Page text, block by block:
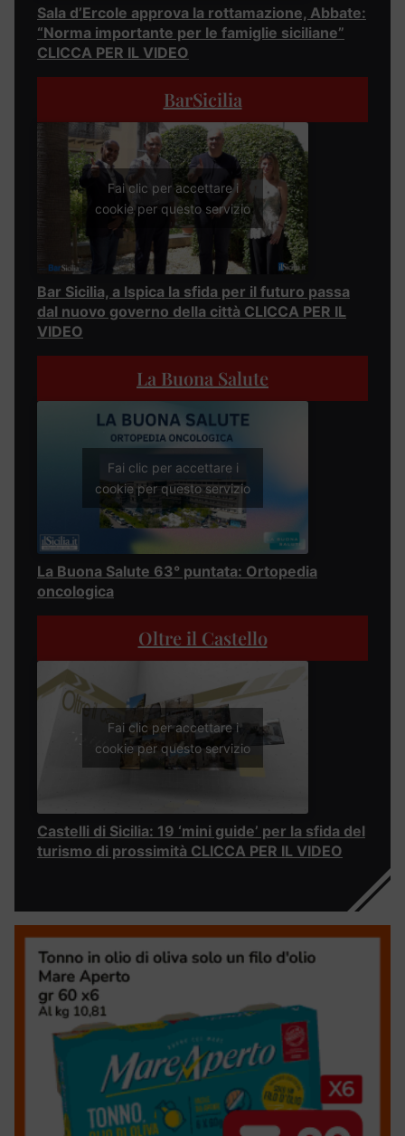
Sala d’Ercole approva la rottamazione, Abbate:
“Norma importante per le famiglie siciliane”
CLICCA PER IL VIDEO
BarSicilia
Fai clic per accettare i
cookie per questo servizio
Bar Sicilia, a Ispica la sfida per il futuro passa
dal nuovo governo della città CLICCA PER IL
VIDEO
La Buona Salute
Fai clic per accettare i
cookie per questo servizio
La Buona Salute 63° puntata: Ortopedia
oncologica
Oltre il Castello
Fai clic per accettare i
cookie per questo servizio
Castelli di Sicilia: 19 ‘mini guide’ per la sfida del
turismo di prossimità CLICCA PER IL VIDEO